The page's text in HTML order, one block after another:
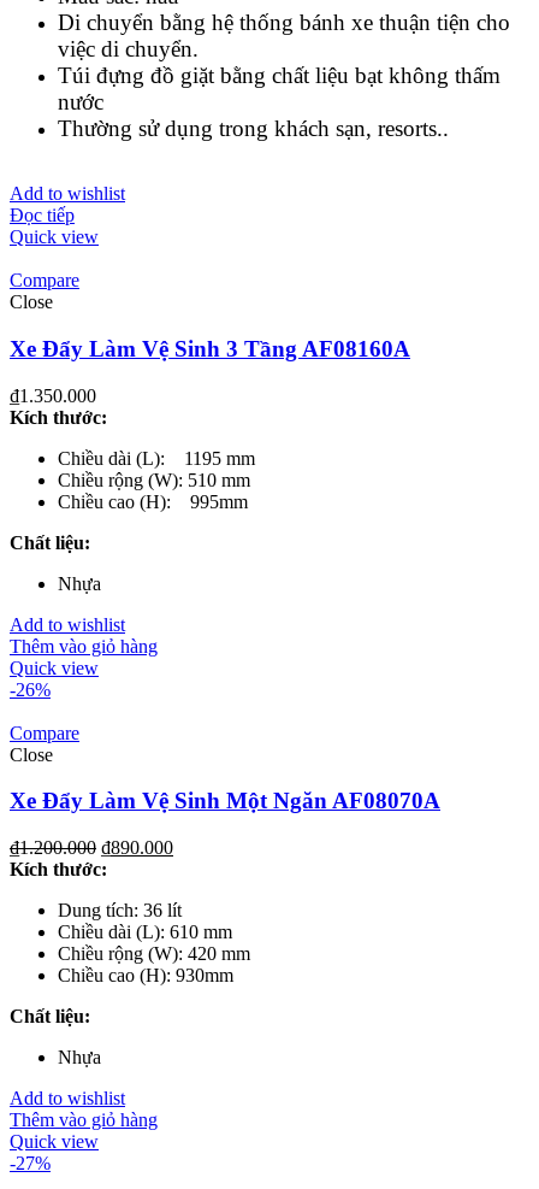
Di chuyển bằng hệ thống bánh xe thuận tiện cho
việc di chuyển.
Túi đựng đồ giặt bằng chất liệu bạt không thấm
nước
Thường sử dụng trong khách sạn, resorts..
Add to wishlist
Đọc tiếp
Quick view
Compare
Close
Xe Đẩy Làm Vệ Sinh 3 Tầng AF08160A
₫1.350.000
Kích thước:
Chiều dài (L): 1195 mm
Chiều rộng (W): 510 mm
Chiều cao (H): 995mm
Chất liệu:
Nhựa
Add to wishlist
Thêm vào giỏ hàng
Quick view
-26%
Compare
Close
Xe Đẩy Làm Vệ Sinh Một Ngăn AF08070A
₫1.200.000 ₫890.000
Kích thước:
Dung tích: 36 lít
Chiều dài (L): 610 mm
Chiều rộng (W): 420 mm
Chiều cao (H): 930mm
Chất liệu:
Nhựa
Add to wishlist
Thêm vào giỏ hàng
Quick view
-27%